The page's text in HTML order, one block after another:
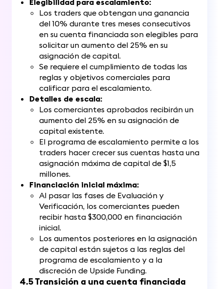
Elegibilidad para escalamiento:
Los traders que obtengan una ganancia
del 10% durante tres meses consecutivos
en su cuenta financiada son elegibles para
solicitar un aumento del 25% en su
asignación de capital.
Se requiere el cumplimiento de todas las
reglas y objetivos comerciales para
calificar para el escalamiento.
Detalles de escala:
Los comerciantes aprobados recibirán un
aumento del 25% en su asignación de
capital existente.
El programa de escalamiento permite a los
traders hacer crecer sus cuentas hasta una
asignación máxima de capital de $1,5
millones.
Financiación inicial máxima:
Al pasar las fases de Evaluación y
Verificación, los comerciantes pueden
recibir hasta $300,000 en financiación
inicial.
Los aumentos posteriores en la asignación
de capital están sujetos a las reglas del
programa de escalamiento y a la
discreción de Upside Funding.
4.5 Transición a una cuenta financiada